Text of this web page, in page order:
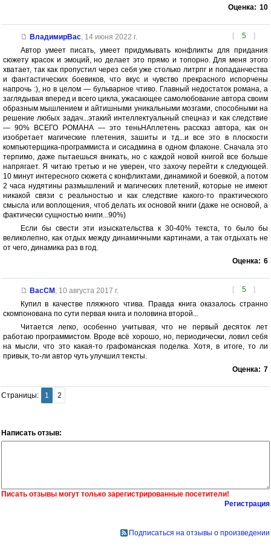
Оценка: 10
[ 5 ]
ВладимирВас, 14 июня 2022 г.
Автор умеет писать, умеет придумывать конфликты для придания
сюжету красок и эмоций, но делает это прямо и топорно. Для меня этого
хватает, так как пропустил через себя уже столько литрпг и попаданчества
и фантастических боевиков, что вкус и чувство прекрасного испорчены
напрочь :), но в целом — бульварное чтиво. Главный недостаток романа, а
заглядывая вперед и всего цикла, ужасающее самолюбование автора своим
образным мышлением и айтишными уникальными мозгами, способными на
решение любых задач...этакий интеллектуальный спецназ и как следствие
— 90% ВСЕГО РОМАНА — это теньНАплетень рассказ автора, как он
изобретает магические плетения, зашиты и тд...и все это в плоскости
компьютерщика-программиста и сисадмина в одном флаконе. Сначала это
терпимо, даже пытаешься вникать, но с каждой новой книгой все больше
напрягает. Я читаю третью и не уверен, что захочу перейти к следующей.
10 минут интересного сюжета с конфликтами, динамикой и боевкой, а потом
2 часа нудятины размышлений и магических плетений, которые не имеют
никакой связи с реальностью и как следствие какого-то практического
смысла или воплощения, чтоб делать их основой книги (даже не основой, а
фактически сущностью книги...90%)
Если бы свести эти изыскательства к 30-40% текста, то было бы
великолепно, как отдых между динамичными картинами, а так отдыхать не
от чего, динамика раз в год.
Оценка: 6
[ 5 ]
BacCM , 10 августа 2017 г.
Купил в качестве пляжного чтива. Правда книга оказалось странно
скомпонована по сути первая книга и половина второй...
Читается легко, особенно учитывая, что не первый десяток лет
работаю программистом. Вроде всё хорошо, но, периодически, ловил себя
на мысли, что это какая-то графоманская поделка. Хотя, в итоге, то ли
привык, то-ли автор чуть улучшил тексты.
Оценка: 7
Страницы: 1 2
Написать отзыв:
Писать отзывы могут только зарегистрированные посетители!
Регистрация
Подписаться на отзывы о произведении